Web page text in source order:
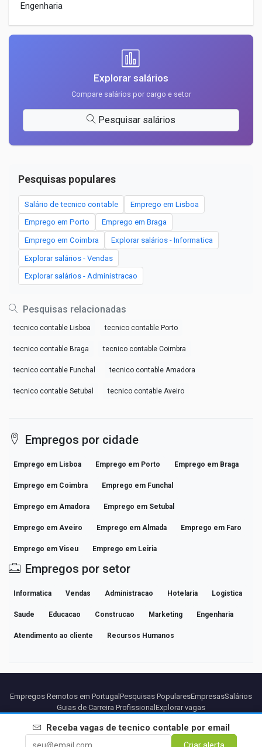
Engenharia
Explorar salários
Compare salários por cargo e setor
Pesquisar salários
Pesquisas populares
Salário de tecnico contable Emprego em Lisboa
Emprego em Porto Emprego em Braga
Emprego em Coimbra Explorar salários - Informatica
Explorar salários - Vendas
Explorar salários - Administracao
Pesquisas relacionadas
tecnico contable Lisboa tecnico contable Porto
tecnico contable Braga tecnico contable Coimbra
tecnico contable Funchal tecnico contable Amadora
tecnico contable Setubal tecnico contable Aveiro
Empregos por cidade
Emprego em Lisboa Emprego em Porto Emprego em Braga
Emprego em Coimbra Emprego em Funchal
Emprego em Amadora Emprego em Setubal
Emprego em Aveiro Emprego em Almada Emprego em Faro
Emprego em Viseu Emprego em Leiria
Empregos por setor
Informatica Vendas Administracao Hotelaria Logistica
Saude Educacao Construcao Marketing Engenharia
Atendimento ao cliente Recursos Humanos
Receba vagas detecnico contable por email
Empregos Remotos em Portugal Pesquisas PopularesEmpresasSalários
Guias de Carreira Profissional Explorar vagas
ParceirosAviso legalPrivacidadeTermosTermos Premium